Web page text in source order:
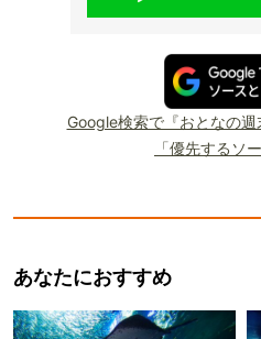
Google検索で『おとなの
「優先するソ
あなたにおすすめ